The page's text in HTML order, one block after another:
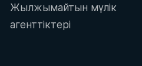
Жылжымайтын мүлік
агенттіктері